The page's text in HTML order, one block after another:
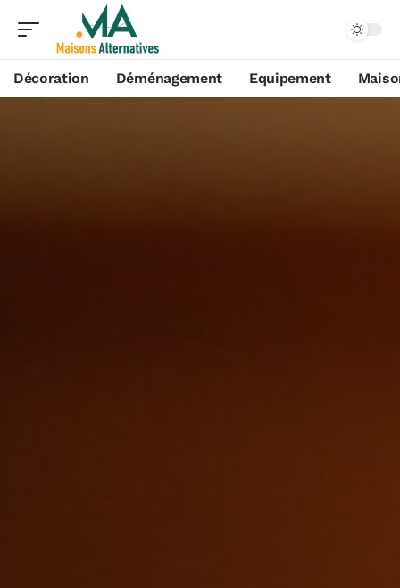
Décoration Déménagement Equipement